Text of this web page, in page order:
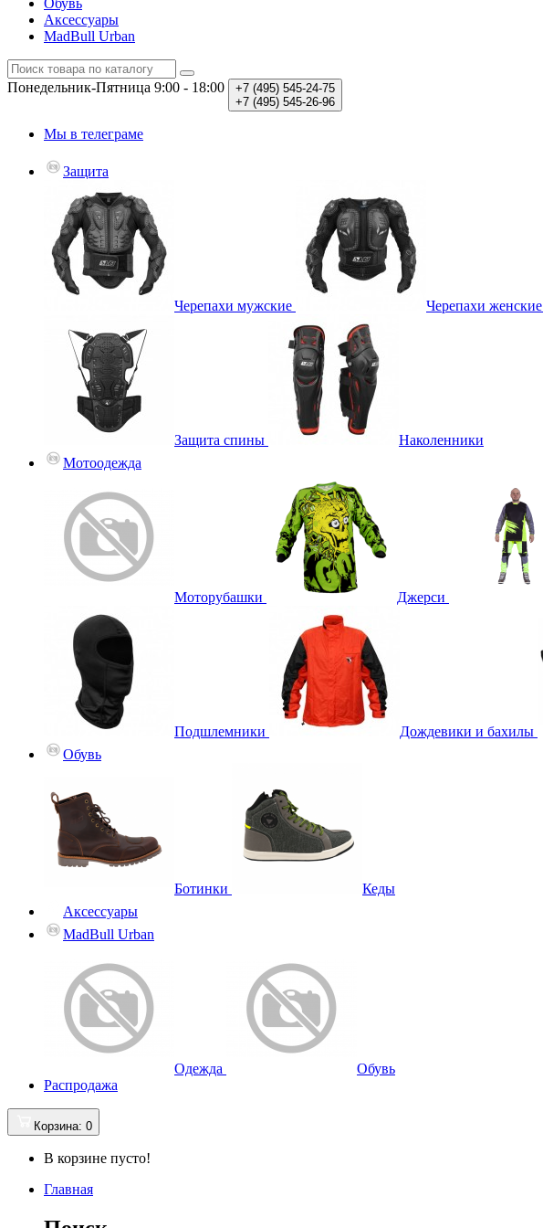
Обувь
Аксессуары
MadBull Urban
Понедельник-Пятница 9:00 - 18:00 +7 (495) 545-24-75
+7 (495) 545-26-96
Мы в телеграме
Защита
Черепахи мужские Черепахи женские
Защита спины
Наколенники
Мотоодежда
Моторубашки Джерси
Подшлемники Дождевики и бахилы
Обувь
Ботинки
Кеды
Аксессуары
MadBull Urban
Одежда
Обувь
Распродажа
Корзина: 0
В корзине пусто!
Главная